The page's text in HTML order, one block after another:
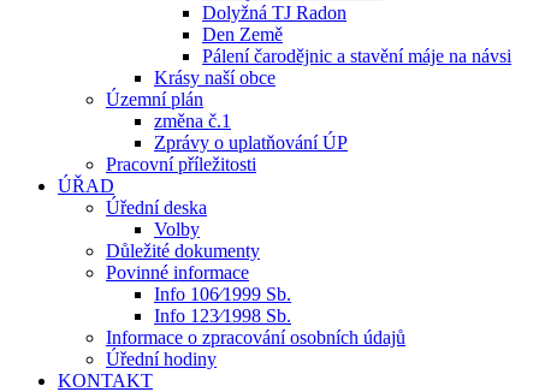
Dolyžná TJ Radon
Den Země
Pálení čarodějnic a stavění máje na návsi
Krásy naší obce
Územní plán
změna č.1
Zprávy o uplatňování ÚP
Pracovní příležitosti
ÚŘAD
Úřední deska
Volby
Důležité dokumenty
Povinné informace
Info 106⁄1999 Sb.
Info 123⁄1998 Sb.
Informace o zpracování osobních údajů
Úřední hodiny
KONTAKT